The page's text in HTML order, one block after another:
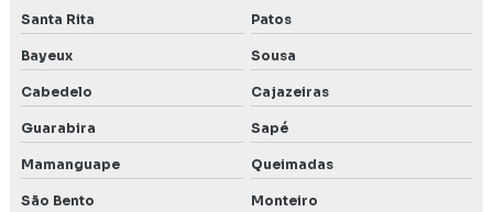
Santa Rita Patos
Bayeux Sousa
Cabedelo Cajazeiras
Guarabira Sapé
Mamanguape Queimadas
São Bento Monteiro